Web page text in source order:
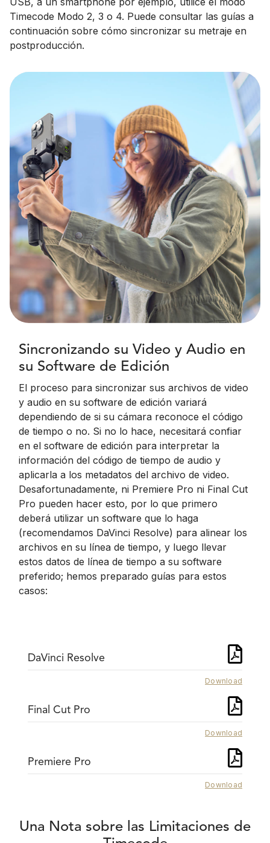
Timecode Modo 2, 3 o 4. Puede consultar las guías a
continuación sobre cómo sincronizar su metraje en
postproducción.
Sincronizando su Video y Audio en
su Software de Edición
El proceso para sincronizar sus archivos de video
y audio en su software de edición variará
dependiendo de si su cámara reconoce el código
de tiempo o no. Si no lo hace, necesitará confiar
en el software de edición para interpretar la
información del código de tiempo de audio y
aplicarla a los metadatos del archivo de video.
Desafortunadamente, ni Premiere Pro ni Final Cut
Pro pueden hacer esto, por lo que primero
deberá utilizar un software que lo haga
(recomendamos DaVinci Resolve) para alinear los
archivos en su línea de tiempo, y luego llevar
estos datos de línea de tiempo a su software
preferido; hemos preparado guías para estos
casos:
DaVinci Resolve
Download
Final Cut Pro
Download
Premiere Pro
Download
Una Nota sobre las Limitaciones de